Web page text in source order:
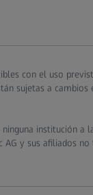
con el uso
sujetas a
institución a
y sus afiliados no